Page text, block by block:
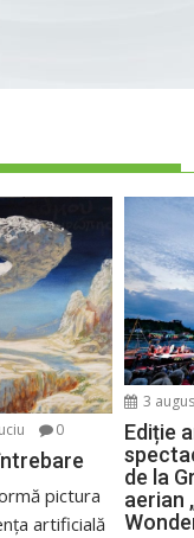
0
pictura
artificială
3
Ediție
de la
aerian